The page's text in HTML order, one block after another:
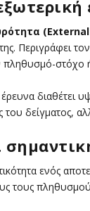
Περιγράφει
πληθυσμό-στόχο ή
διαθέτει
του δείγματος,
ενός
τους